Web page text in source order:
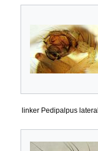
linker Pedipalpus lateral